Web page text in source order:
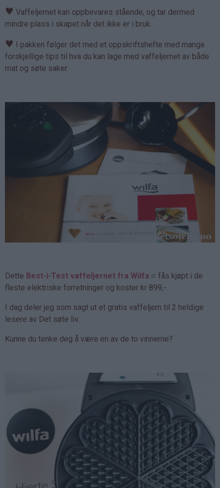
♥ Vaffeljernet kan oppbevares stående, og tar dermed
mindre plass i skapet når det ikke er i bruk.
♥ I pakken følger det med et oppskriftshefte med mange
forskjellige tips til hva du kan lage med vaffeljernet av både
mat og søte saker.
Dette Best-i-Test vaffeljernet fra Wilfa
fås kjøpt i de
fleste elektriske forretninger og koster kr 899,-.
I dag deler jeg som sagt ut et gratis vaffeljern til 2 heldige
lesere av Det søte liv.
Kunne du tenke deg å være en av de to vinnerne?